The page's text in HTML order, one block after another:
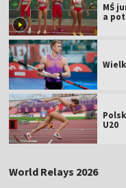
MŚ
a
U20
World Relays 2026